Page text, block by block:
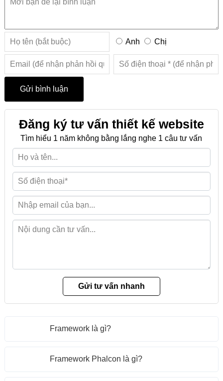
Anh Chị
Đăng ký tư vấn thiết kế website
Tìm hiểu 1 năm không bằng lắng nghe 1 câu tư vấn
Framework là gì?
Framework Phalcon là gì?